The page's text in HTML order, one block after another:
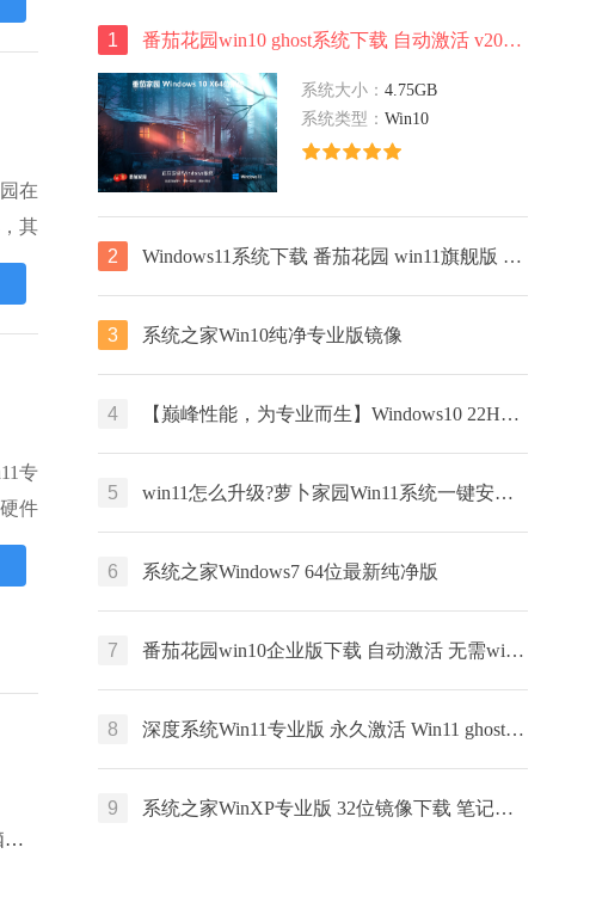
中
在
其
一
萝
专
件
策
硬
1 番茄花园win10 ghost系统下载 自动激活 v2022.05 下载
系统大小： 4.75GB
系统类型： Win10
2 Windows11系统下载 番茄花园 win11旗舰版 ghost镜像 ISO X64位
3 系统之家Win10纯净专业版镜像
4 【巅峰性能，为专业而生】Windows10 22H2 64位 专业工作站版
5 win11怎么升级?萝卜家园Win11系统一键安装 64位 windows家庭版 V2022.01
6 系统之家Windows7 64位最新纯净版
7 番茄花园win10企业版下载 自动激活 无需win10企业版激活码 win10永久激活
8 深度系统Win11专业版 永久激活 Win11 ghost ISO X64位系统下载
9 系统之家WinXP专业版 32位镜像下载 笔记本专用 x86最新版下载